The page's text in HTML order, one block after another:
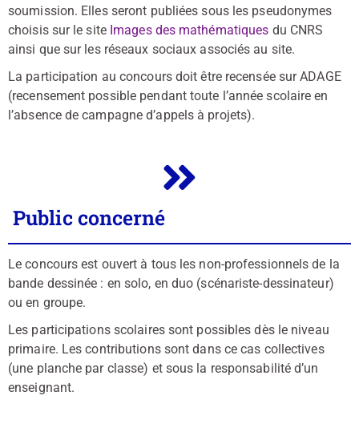
soumission. Elles seront publiées sous les pseudonymes
choisis sur le site Images des mathématiques du CNRS
ainsi que sur les réseaux sociaux associés au site.
La participation au concours doit être recensée sur ADAGE
(recensement possible pendant toute l’année scolaire en
l’absence de campagne d’appels à projets).
Public concerné
Le concours est ouvert à tous les non-professionnels de la
bande dessinée : en solo, en duo (scénariste-dessinateur)
ou en groupe.
Les participations scolaires sont possibles dès le niveau
primaire. Les contributions sont dans ce cas collectives
(une planche par classe) et sous la responsabilité d’un
enseignant.